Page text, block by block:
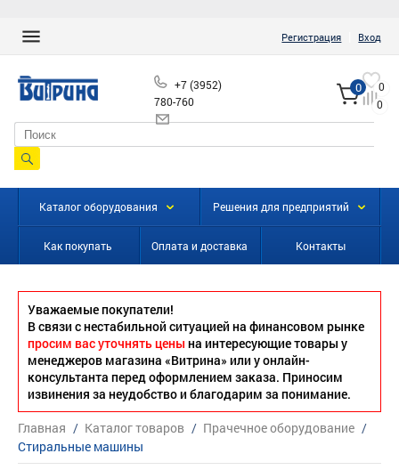
Регистрация Вход
+7 (3952)
780-760
0
0
0
Каталог оборудования Решения для предприятий
Как покупать Оплата и доставка Контакты
Уважаемые покупатели!
В связи с нестабильной ситуацией на финансовом рынке
просим вас уточнять цены на интересующие товары у
менеджеров магазина «Витрина» или у онлайн-
консультанта перед оформлением заказа. Приносим
извинения за неудобство и благодарим за понимание.
Главная / Каталог товаров / Прачечное оборудование /
Стиральные машины